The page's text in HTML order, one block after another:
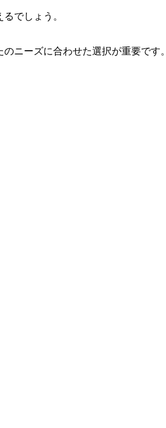
でしょう。
ニーズに合わせた選択が重要です。